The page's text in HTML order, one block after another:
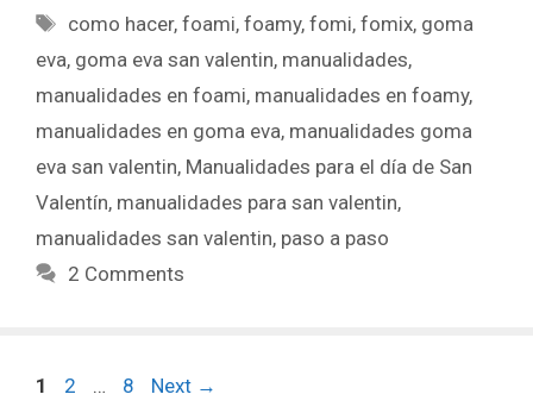
como hacer,foami,foamy,fomi,fomix, goma
eva, goma eva san valentin, manualidades,
manualidades en foami, manualidades en foamy,
manualidades en goma eva, manualidades goma
eva san valentin, Manualidades para el día de San
Valentín, manualidades para san valentin,
manualidades san valentin, paso a paso
2 Comments
1 2 … 8 Next →